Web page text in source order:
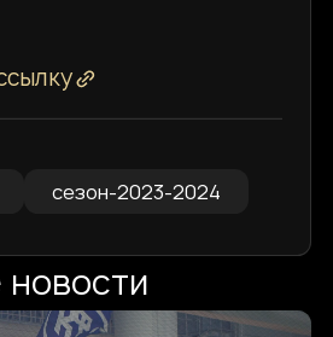
сезон-2023-2024